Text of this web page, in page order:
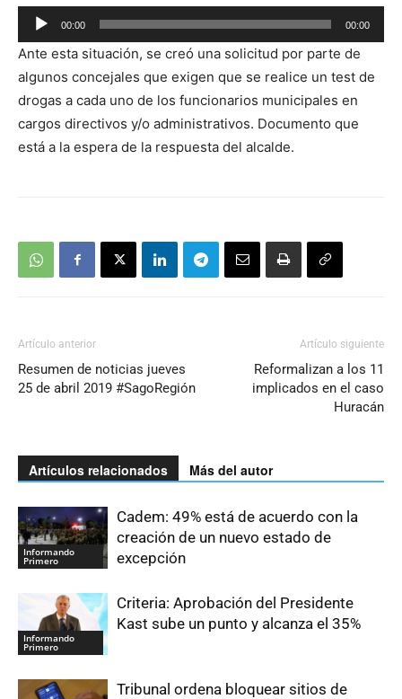
Reproductor
de
audio
00:00 00:00
Ante esta situación, se creó una solicitud por parte de
algunos concejales que exigen que se realice un test de
drogas a cada uno de los funcionarios municipales en
cargos directivos y/o administrativos. Documento que
está a la espera de la respuesta del alcalde.
Artículo anterior
Resumen de noticias jueves
25 de abril 2019 #SagoRegión
Artículo siguiente
Reformalizan a los 11
implicados en el caso
Huracán
Artículos relacionados Más del autor
Informando
Primero
Cadem: 49% está de acuerdo con la
creación de un nuevo estado de
excepción
Informando
Primero
Criteria: Aprobación del Presidente
Kast sube un punto y alcanza el 35%
Tribunal ordena bloquear sitios de